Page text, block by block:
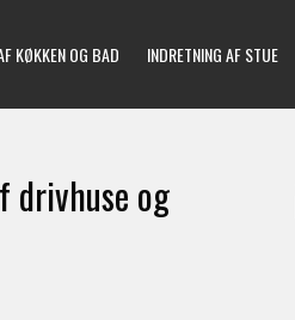
KØKKEN OG BAD INDRETNING AF STUE
drivhuse og